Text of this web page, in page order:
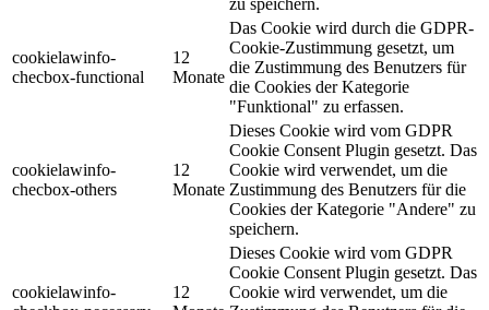
cookielawinfo-
checbox-functional
12
Monate
Das Cookie wird durch die GDPR-
Cookie-Zustimmung gesetzt, um
die Zustimmung des Benutzers für
die Cookies der Kategorie
"Funktional" zu erfassen.
cookielawinfo-
checbox-others
12
Monate
Dieses Cookie wird vom GDPR
Cookie Consent Plugin gesetzt. Das
Cookie wird verwendet, um die
Zustimmung des Benutzers für die
Cookies der Kategorie "Andere" zu
speichern.
cookielawinfo-
12
Dieses Cookie wird vom GDPR
Cookie Consent Plugin gesetzt. Das
Cookie wird verwendet, um die